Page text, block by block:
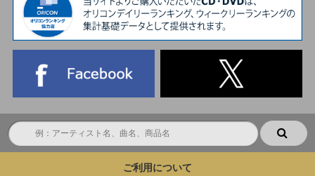
いいたします。(登録無料)
【chordウェブサイト】https://cdefgah.net/
※当選、落選は登録時のメールアドレス宛にお送りいたします。また、chor
dマイページからもご確認いただけます。
をご確認ください。
※いかなる理由でも､chord会員登録後の個人情報（お名前、生年月日）の
変更は一切いたしかねます｡
本イベントはchordが発行する電子チケット『パスコード』を使用してご参
ご利用について